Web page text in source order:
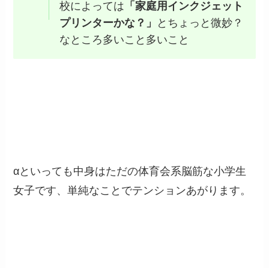
校によっては 「家庭用インクジェット
プリンターかな？」
とちょっと微妙？
なところ多いこと多いこと
αといっても中身はただの体育会系脳筋な小学生
女子です、単純なことでテンションあがります。